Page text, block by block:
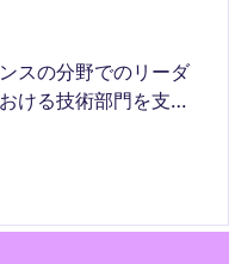
スの分野でのリーダ
ける技術部門を支え
の実行を監督しま